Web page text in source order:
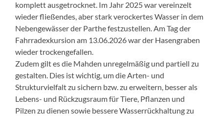
komplett ausgetrocknet. Im Jahr 2025 war vereinzelt
wieder fließendes, aber stark verockertes Wasser in dem
Nebengewässer der Parthe festzustellen. Am Tag der
Fahrradexkursion am 13.06.2026 war der Hasengraben
wieder trockengefallen.
Zudem gilt es die Mahden unregelmäßig und partiell zu
gestalten. Dies ist wichtig, um die Arten- und
Strukturvielfalt zu sichern bzw. zu erweitern, besser als
Lebens- und Rückzugsraum für Tiere, Pflanzen und
Pilzen zu dienen sowie bessere Wasserrückhaltung zu